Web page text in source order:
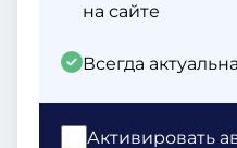
на сайте
Всегда
Активировать